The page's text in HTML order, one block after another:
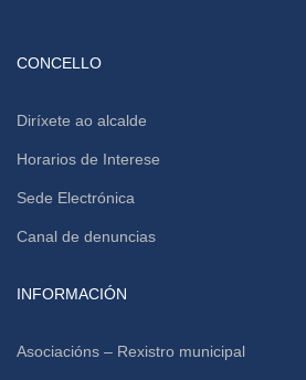
CONCELLO
Diríxete ao alcalde
Horarios de Interese
Sede Electrónica
Canal de denuncias
INFORMACIÓN
Asociacións – Rexistro municipal